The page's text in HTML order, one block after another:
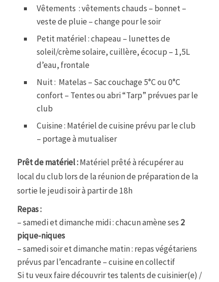
Vêtements : vêtements chauds – bonnet –
veste de pluie – change pour le soir
Petit matériel : chapeau – lunettes de
soleil/crème solaire, cuillère, écocup – 1,5L
d’eau, frontale
Nuit : Matelas – Sac couchage 5°C ou 0°C
confort – Tentes ou abri “Tarp” prévues par le
club
Cuisine : Matériel de cuisine prévu par le club
– portage à mutualiser
Prêt de matériel :Matériel prêté à récupérer au
local du club lors de la réunion de préparation de la
sortie le jeudi soir à partir de 18h
Repas :
– samedi et dimanche midi : chacun amène ses 2
pique-niques
– samedi soir et dimanche matin : repas végétariens
prévus par l’encadrante – cuisine en collectif
Si tu veux faire découvrir tes talents de cuisinier(e) /